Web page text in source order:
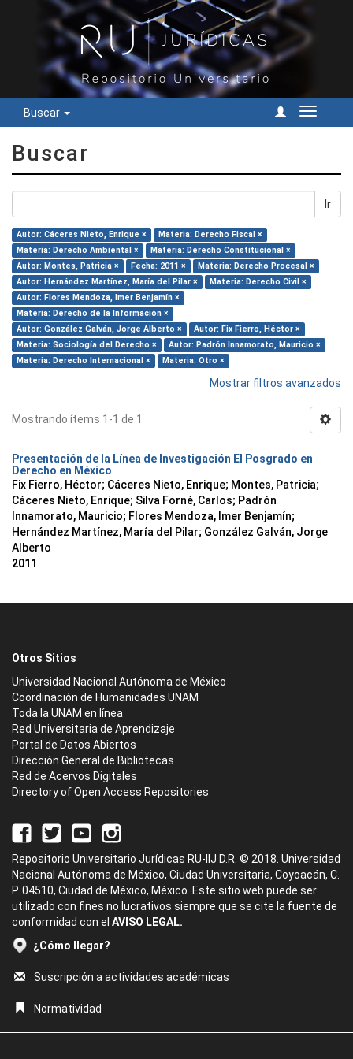
Buscar
Cambiar
Buscar
Ir
Autor: Cáceres Nieto, Enrique ×
Materia: Derecho Fiscal ×
Materia: Derecho Ambiental ×
Materia: Derecho Constitucional ×
Autor: Montes, Patricia ×
Fecha: 2011 ×
Materia: Derecho Procesal ×
Autor: Hernández Martínez, María del Pilar ×
Materia: Derecho Civil ×
Autor: Flores Mendoza, Imer Benjamín ×
Materia: Derecho de la Información ×
Autor: González Galván, Jorge Alberto ×
Autor: Fix Fierro, Héctor ×
Materia: Sociología del Derecho ×
Autor: Padrón Innamorato, Mauricio ×
Materia: Derecho Internacional ×
Materia: Otro ×
Mostrar filtros avanzados
Mostrando ítems 1-1 de 1
Presentación de la Línea de Investigación El Posgrado en
Derecho en México
Fix Fierro, Héctor; Cáceres Nieto, Enrique; Montes, Patricia;
Cáceres Nieto, Enrique; Silva Forné, Carlos; Padrón
Innamorato, Mauricio; Flores Mendoza, Imer Benjamín;
Hernández Martínez, María del Pilar; González Galván, Jorge
Alberto
2011
Otros Sitios
Universidad Nacional Autónoma de México
Coordinación de Humanidades UNAM
Toda la UNAM en línea
Red Universitaria de Aprendizaje
Portal de Datos Abiertos
Dirección General de Bibliotecas
Red de Acervos Digitales
Directory of Open Access Repositories
Repositorio Universitario Jurídicas RU-IIJ D.R. © 2018. Universidad
Nacional Autónoma de México, Ciudad Universitaria, Coyoacán, C.
P. 04510, Ciudad de México, México. Este sitio web puede ser
utilizado con fines no lucrativos siempre que se cite la fuente de
conformidad con el AVISO LEGAL.
¿Cómo llegar?
Suscripción a actividades académicas
Normatividad